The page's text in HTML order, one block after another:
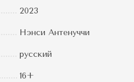
2023
Нэнси Антенуччи
русский
16+